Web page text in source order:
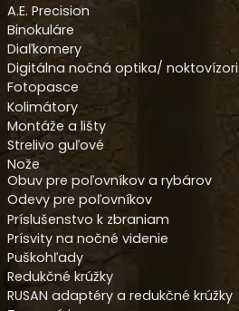
A.E. Precision
Binokuláre
Diaľkomery
Digitálna nočná optika/ noktovízori
Fotopasce
Kolimátory
Montáže a lišty
Strelivo guľové
Nože
Obuv pre poľovníkov a rybárov
Odevy pre poľovníkov
Príslušenstvo k zbraniam
Prísvity na nočné videnie
Puškohľady
Redukčné krúžky
RUSAN adaptéry a redukčné krúžky